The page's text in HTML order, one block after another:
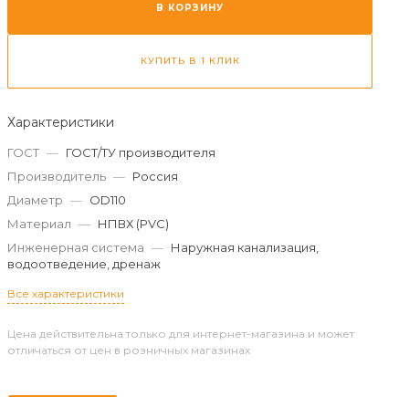
В КОРЗИНУ
КУПИТЬ В 1 КЛИК
Характеристики
ГОСТ — ГОСТ/ТУ производителя
Производитель — Россия
Диаметр — OD110
Материал — НПВХ (PVC)
Инженерная система — Наружная канализация,
водоотведение, дренаж
Все характеристики
Цена действительна только для интернет-магазина и может
отличаться от цен в розничных магазинах